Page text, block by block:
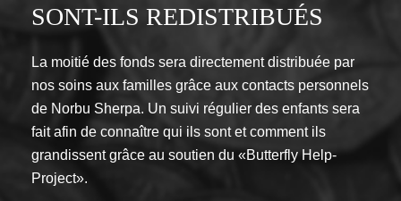
SONT-ILS REDISTRIBUÉS
La moitié des fonds sera directement distribuée par
nos soins aux familles grâce aux contacts personnels
de Norbu Sherpa. Un suivi régulier des enfants sera
fait afin de connaître qui ils sont et comment ils
grandissent grâce au soutien du «Butterfly Help-
Project».